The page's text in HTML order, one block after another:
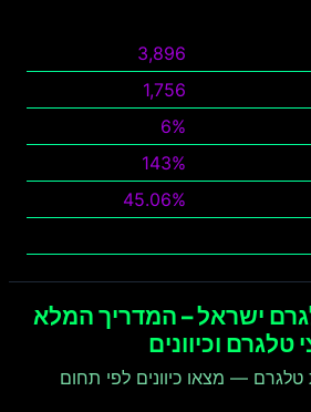
3,896
1,756
6%
143%
45.06%
ישראל – המדריך המלא
טלגרם וכיוונים
טלגרם — מצאו כיוונים לפי תחום